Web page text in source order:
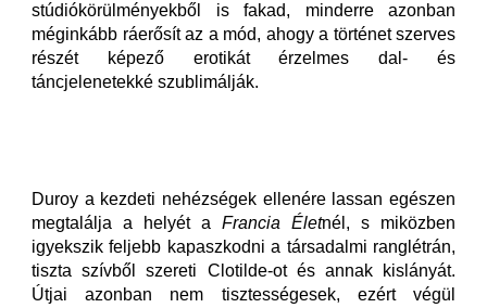
stúdiókörülményekből is fakad, minderre azonban
méginkább ráerősít az a mód, ahogy a történet szerves
részét képező erotikát érzelmes dal- és
táncjelenetekké szublimálják.
Duroy a kezdeti nehézségek ellenére lassan egészen
megtalálja a helyét a Francia Életnél, s miközben
igyekszik feljebb kapaszkodni a társadalmi ranglétrán,
tiszta szívből szereti Clotilde-ot és annak kislányát.
Útjai azonban nem tisztességesek, ezért végül